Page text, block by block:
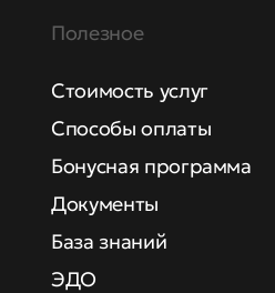
Полезное
Стоимость услуг
Способы оплаты
Бонусная программа
Документы
База знаний
ЭДО